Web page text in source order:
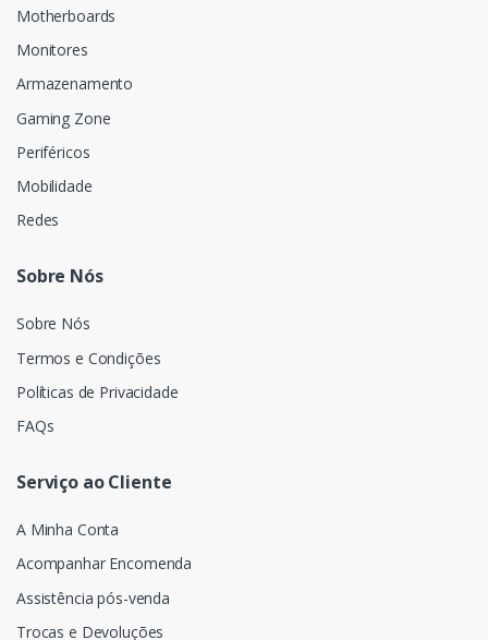
Motherboards
Monitores
Armazenamento
Gaming Zone
Periféricos
Mobilidade
Redes
Sobre Nós
Sobre Nós
Termos e Condições
Políticas de Privacidade
FAQs
Serviço ao Cliente
A Minha Conta
Acompanhar Encomenda
Assistência pós-venda
Trocas e Devoluções